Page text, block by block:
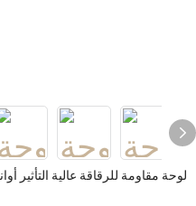
لوحة مقاومة للرقاقة عالية التأثير